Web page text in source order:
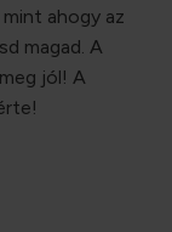
ahogy az
magad. A
jól! A